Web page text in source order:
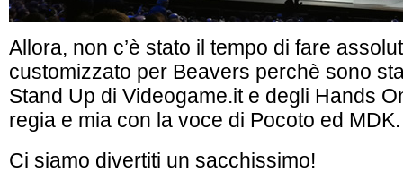
Allora, non c’è stato il tempo di fare
customizzato per Beavers perchè sono
Stand Up di Videogame.it e degli Hands
regia e mia con la voce di Pocoto ed MDK.
Ci siamo divertiti un sacchissimo!